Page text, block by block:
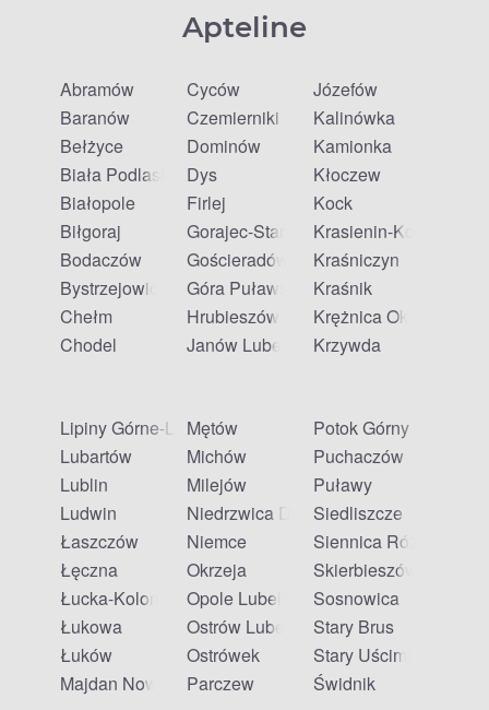
Apteline
Abramów
Baranów
Bełżyce
Biała Podlaska
Białopole
Biłgoraj
Bodaczów
Bystrzejowice Pierwsze
Chełm
Chodel
Cyców
Czemierniki
Dominów
Dys
Firlej
Gorajec-Stara Wieś
Gościeradów Ukazowy
Góra Puławska
Hrubieszów
Janów Lubelski
Józefów
Kalinówka
Kamionka
Kłoczew
Kock
Krasienin-Kolonia
Kraśniczyn
Kraśnik
Krężnica Okrągła
Krzywda
Lipiny Górne-Lewki
Lubartów
Lublin
Ludwin
Łaszczów
Łęczna
Łucka-Kolonia
Łukowa
Łuków
Majdan Nowy
Mętów
Michów
Milejów
Niedrzwica Duża
Niemce
Okrzeja
Opole Lubelskie
Ostrów Lubelski
Ostrówek
Parczew
Potok Górny
Puchaczów
Puławy
Siedliszcze
Siennica Różana
Skierbieszów
Sosnowica
Stary Brus
Stary Uścimów
Świdnik